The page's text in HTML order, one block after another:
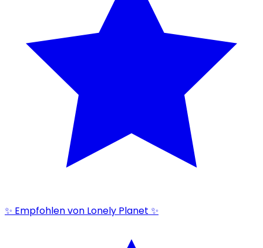
✨ Empfohlen von Lonely Planet ✨